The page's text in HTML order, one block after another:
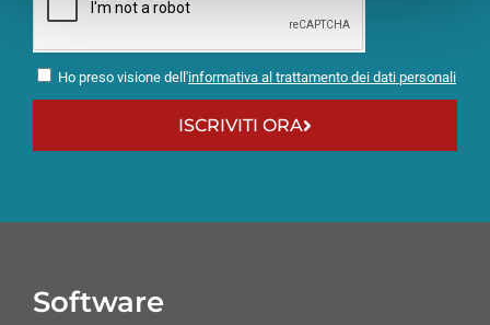
Ho preso visione dell'informativa al trattamento dei dati personali
ISCRIVITI ORA
Software